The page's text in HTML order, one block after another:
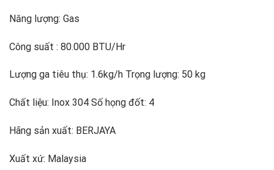
Năng lượng: Gas
Công suất : 80.000 BTU/Hr
Lượng ga tiêu thụ: 1.6kg/h Trọng lượng: 50 kg
Chất liệu: Inox 304 Số họng đốt: 4
Hãng sản xuất: BERJAYA
Xuất xứ: Malaysia